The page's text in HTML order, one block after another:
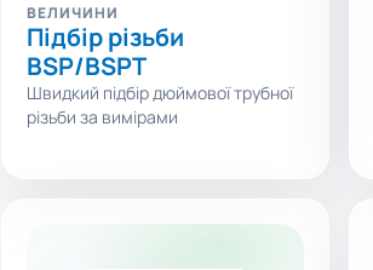
ВЕЛИЧИНИ
Підбір різьби
BSP/BSPT
Швидкий підбір дюймової трубної
різьби за вимірами